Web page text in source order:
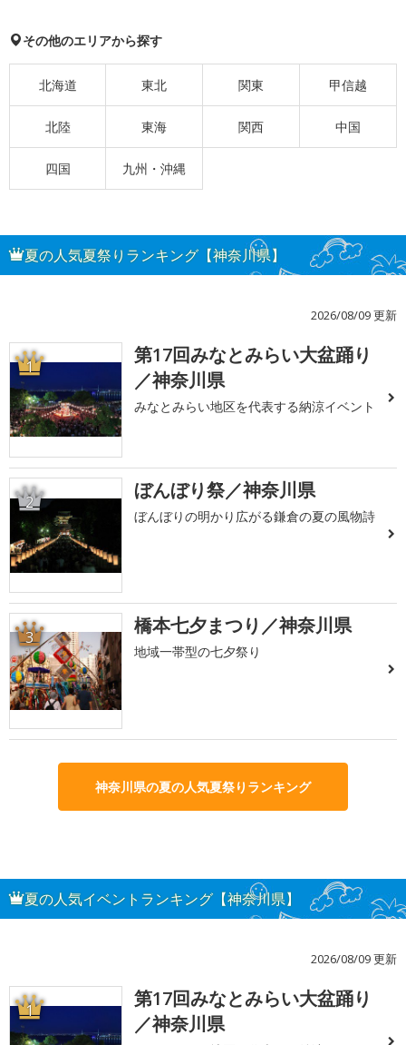
その他のエリアから探す
北海道 東北 関東 甲信越
北陸 東海 関西 中国
四国 九州・沖縄
夏の人気夏祭りランキング【神奈川県】
2026/08/09 更新
1
第17回みなとみらい大盆踊り
／神奈川県
みなとみらい地区を代表する納涼イベント
2 ぼんぼり祭／神奈川県
ぼんぼりの明かり広がる鎌倉の夏の風物詩
3 橋本七夕まつり／神奈川県
地域一帯型の七夕祭り
神奈川県の夏の人気夏祭りランキング
夏の人気イベントランキング【神奈川県】
2026/08/09 更新
1
第17回みなとみらい大盆踊り
／神奈川県